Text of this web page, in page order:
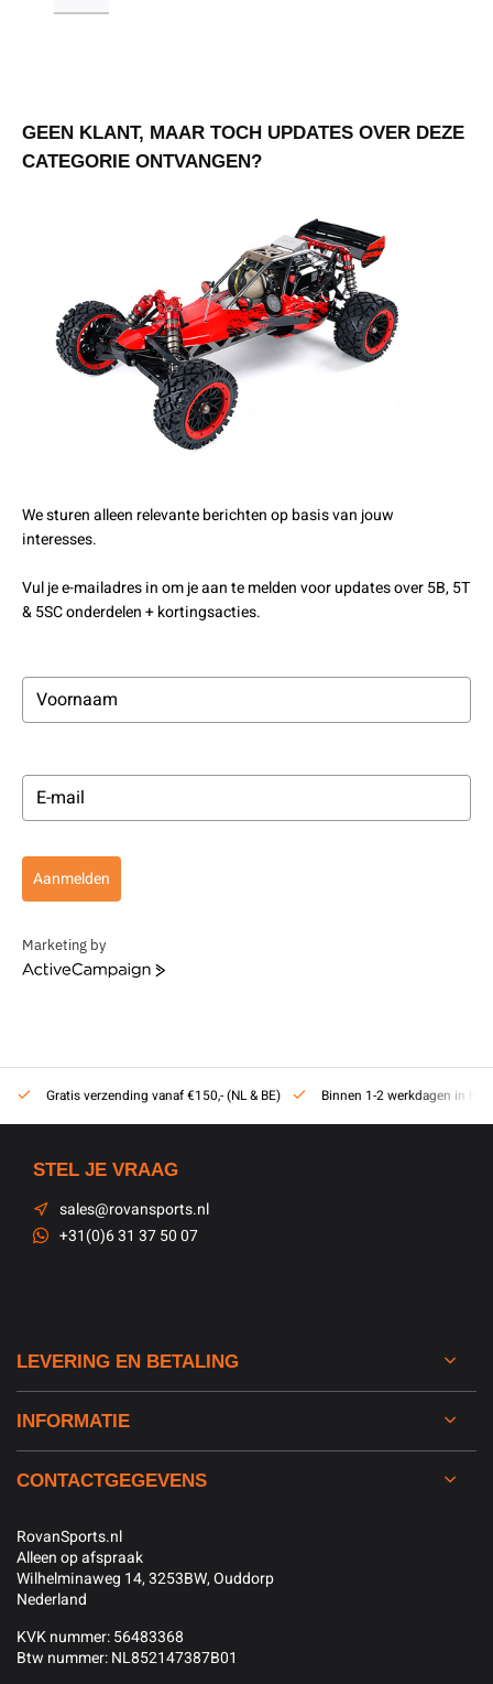
GEEN KLANT, MAAR TOCH UPDATES OVER DEZE
CATEGORIE ONTVANGEN?
We sturen alleen relevante berichten op basis van jouw
interesses.
Vul je e-mailadres in om je aan te melden voor updates over 5B, 5T
& 5SC onderdelen + kortingsacties.
Aanmelden
Marketing by
ActiveCampaign
Gratis verzending vanaf €150,- (NL & BE) Binnen 1-2 werkdagen in huis
STEL JE VRAAG
sales@rovansports.nl
+31(0)6 31 37 50 07
LEVERING EN BETALING
INFORMATIE
CONTACTGEGEVENS
RovanSports.nl
Alleen op afspraak
Wilhelminaweg 14, 3253BW, Ouddorp
Nederland
KVK nummer: 56483368
Btw nummer: NL852147387B01